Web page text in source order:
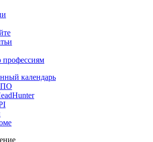
календарь
ПО